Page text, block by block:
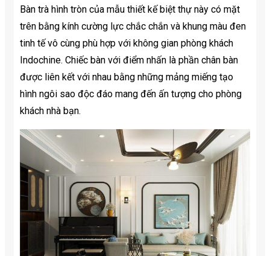
Bàn trà hình tròn của mẫu thiết kế biệt thự này có mặt
trên bằng kính cường lực chắc chắn và khung màu đen
tinh tế vô cùng phù hợp với không gian phòng khách
Indochine. Chiếc bàn với điểm nhấn là phần chân bàn
được liên kết với nhau bằng những mảng miếng tạo
hình ngôi sao độc đáo mang đến ấn tượng cho phòng
khách nhà bạn.